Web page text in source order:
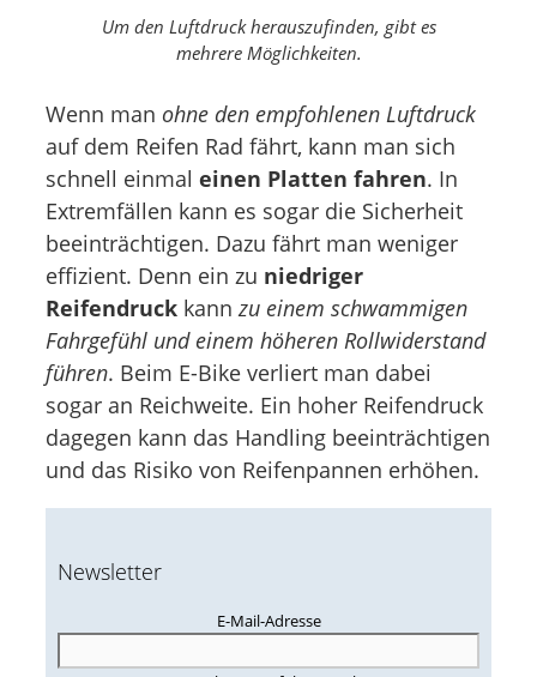
Um den Luftdruck herauszufinden, gibt es
mehrere Möglichkeiten.
Wenn man ohne den empfohlenen Luftdruck
auf dem Reifen Rad fährt, kann man sich
schnell einmal einen Platten fahren. In
Extremfällen kann es sogar die Sicherheit
beeinträchtigen. Dazu fährt man weniger
effizient. Denn ein zu niedriger
Reifendruck kannzu einem schwammigen
Fahrgefühl und einem höheren Rollwiderstand
führen. Beim E-Bike verliert man dabei
sogar an Reichweite. Ein hoher Reifendruck
dagegen kann das Handling beeinträchtigen
und das Risiko von Reifenpannen erhöhen.
Newsletter
E-Mail-Adresse